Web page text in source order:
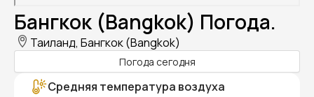
Бангкок (Bangkok) Погода.
Таиланд, Бангкок (Bangkok)
Погода сегодня
Средняя температура воздуха